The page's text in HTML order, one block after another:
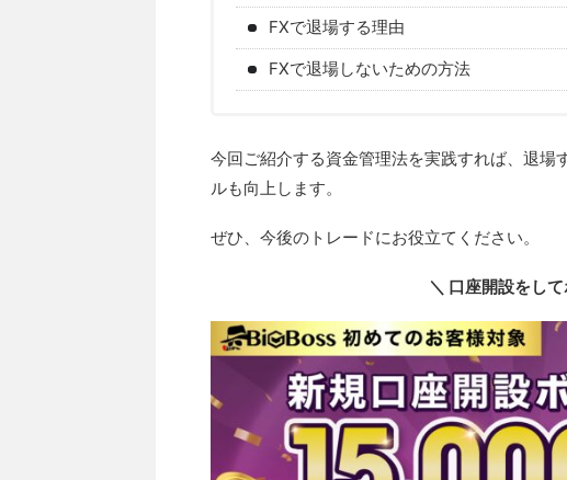
FXで退場する理由
FXで退場しないための方法
今回ご紹介する資金管理法を実践すれば、退
ルも向上します。
ぜひ、今後のトレードにお役立てください。
＼ 口座開設をし